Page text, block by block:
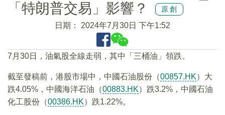
「特朗普交易」影響？
原創
日期： 2024年7月30日 下午1:52
7月30日，油氣股全線走弱，其中「三桶油」領跌。
截至發稿前，港股市場中，中國石油股份（00857.HK）大
跌4.05%，中國海洋石油（00883.HK）跌3.2%，中國石油
化工股份（00386.HK）跌1.22%。